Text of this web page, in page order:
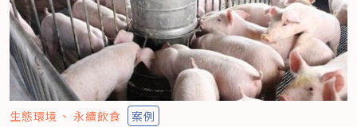
生態環境 永續飲食 案例